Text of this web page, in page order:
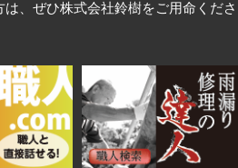
は、ぜひ株式会社鈴樹をご用命くださ